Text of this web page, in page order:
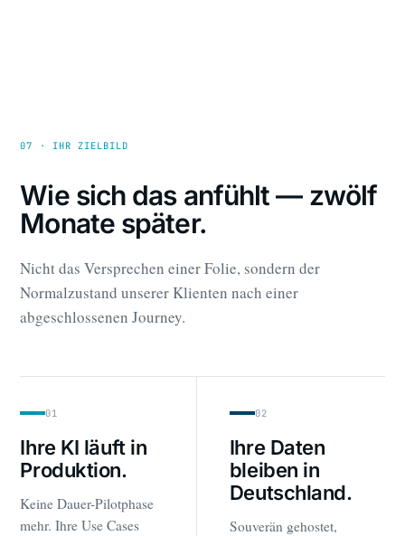
07 · IHR ZIELBILD
Wie sich das anfühlt — zwölf
Monate später.
Nicht das Versprechen einer Folie, sondern der
Normalzustand unserer Klienten nach einer
abgeschlossenen Journey.
01
Ihre KI läuft in
Produktion.
Keine Dauer-Pilotphase
mehr. Ihre Use Cases
02
Ihre Daten
bleiben in
Deutschland.
Souverän gehostet,